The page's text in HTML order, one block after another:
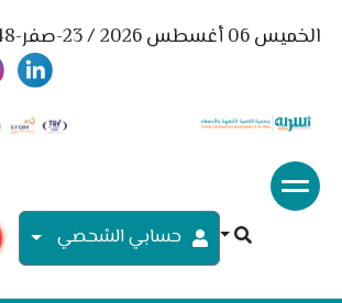
الخميس 06 أغسطس 2026 / 23-صفر-1448
حسابي الشحصي